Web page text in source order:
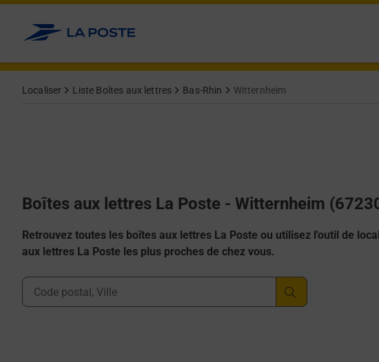
Allez au contenu
Localiser Liste Boîtes aux lettres Bas-Rhin Witternheim
Boîtes aux lettres La Poste - Witternheim
Retrouvez toutes les boîtes aux lettres La Poste ou utilisez l'outil de
aux lettres La Poste les plus proches de chez vous.
Ville, Département, Code Postal